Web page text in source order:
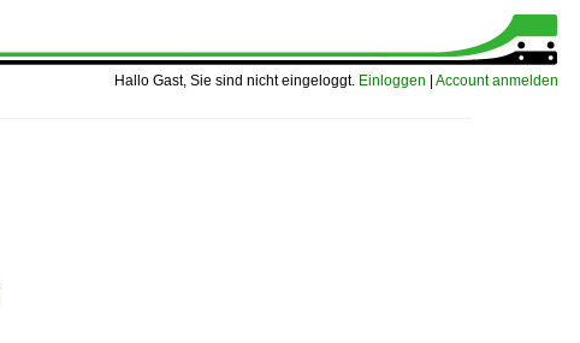
Hallo Gast, Sie sind nicht eingeloggt. Einloggen Account anmelden